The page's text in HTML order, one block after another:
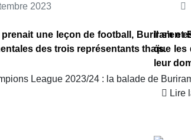
2023
une leçon de football, Buriram
des trois représentants thaïs.
League 2023/24 : la balade de
Il s’en
que les
leur
Lire